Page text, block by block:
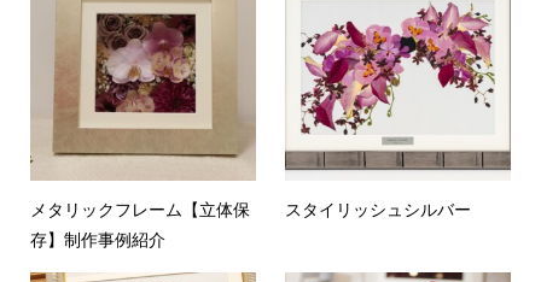
メタリックフレーム【立体保
存】制作事例紹介
スタイリッシュシルバー